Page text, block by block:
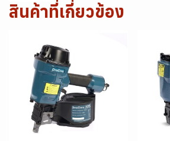
สินค้าที่เกี่ยวข้อง